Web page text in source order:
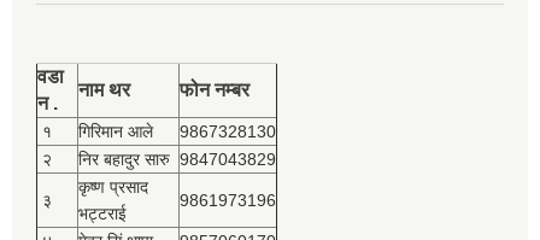
वडा
न .
नाम थर फोन नम्बर
१ गिरिमान आले
9867328130
२
निर बहादुर सारु 9847043829
३
कृष्ण प्रसाद
भट्टराई
9861973196